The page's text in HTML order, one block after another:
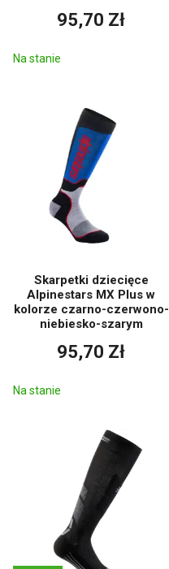
95,70 Zł
Na stanie
Skarpetki dziecięce
Alpinestars MX Plus w
kolorze czarno-czerwono-
niebiesko-szarym
95,70 Zł
Na stanie